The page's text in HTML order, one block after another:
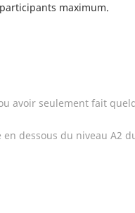
maximum.
avoir seulement fait
dessous du niveau A2